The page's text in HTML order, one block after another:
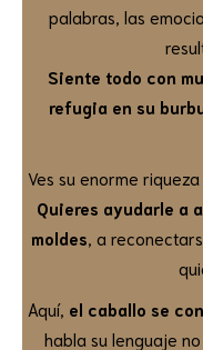
palabras, las
Siente todo con
refugia en su
Ves su enorme
Quieres ayudarle a
moldes, a
Aquí, el caballo se
habla su lenguaje